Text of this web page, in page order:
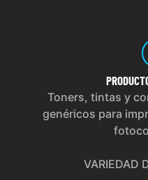
Toners, tintas y
genéricos para
VARIEDAD